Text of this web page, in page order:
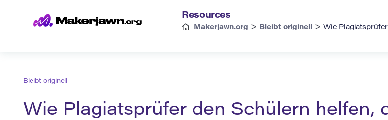
Resources
Makerjawn.org > Bleibt originell > Wie
Bleibt originell
Wie Plagiatsprüfer den Schülern helfen,